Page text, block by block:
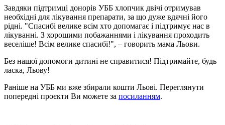
Завдяки підтримці донорів УББ хлопчик двічі отримував
необхідні для лікування препарати, за що дуже вдячні його
рідні. "Спасибі велике всім хто допомагає і підтримує нас в
лікуванні. З хорошими побажаннями і лікування проходить
веселіше! Всім велике спасибі!", – говорить мама Льови.
Без нашої допомоги дитині не справитися! Підтримайте, будь
ласка, Льову!
Раніше на УББ ми вже збирали кошти Льові. Переглянути
попередні проєкти Ви можете за посиланням.